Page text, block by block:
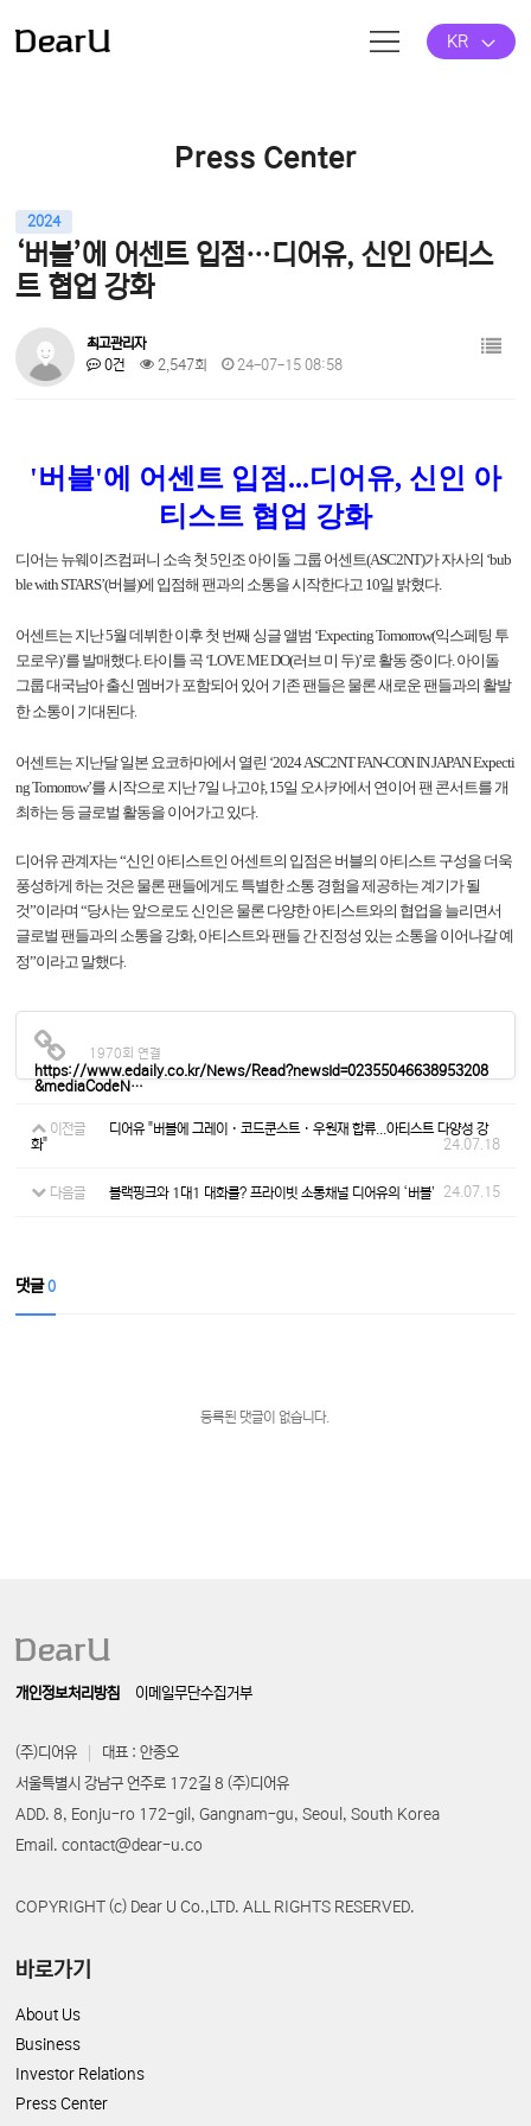
KR
Press Center
2024
‘버블’에 어센트 입점…디어유, 신인 아티스
트 협업 강화
최고관리자
0건
2,547회 24-07-15 08:58
'버블'에 어센트 입점...디어유, 신인 아
티스트 협업 강화
디어는 뉴웨이즈컴퍼니 소속 첫 5인조 아이돌 그룹 어센트(ASC2NT)가 자사의 ‘bub
ble with STARS’(버블)에 입점해 팬과의 소통을 시작한다고 10일 밝혔다.
어센트는 지난 5월 데뷔한 이후 첫 번째 싱글 앨범 ‘Expecting Tomorrow(익스페팅 투
모로우)’를 발매했다. 타이틀 곡 ‘LOVE ME DO(러브 미 두)’로 활동 중이다. 아이돌
그룹 대국남아 출신 멤버가 포함되어 있어 기존 팬들은 물론 새로운 팬들과의 활발
한 소통이 기대된다.
어센트는 지난달 일본 요코하마에서 열린 ‘2024 ASC2NT FAN-CON IN JAPAN Expecti
ng Tomorrow’를 시작으로 지난 7일 나고야, 15일 오사카에서 연이어 팬 콘서트를 개
최하는 등 글로벌 활동을 이어가고 있다.
디어유 관계자는 “신인 아티스트인 어센트의 입점은 버블의 아티스트 구성을 더욱
풍성하게 하는 것은 물론 팬들에게도 특별한 소통 경험을 제공하는 계기가 될
것”이라며 “당사는 앞으로도 신인은 물론 다양한 아티스트와의 협업을 늘리면서
글로벌 팬들과의 소통을 강화, 아티스트와 팬들 간 진정성 있는 소통을 이어나갈 예
정”이라고 말했다.
https://www.edaily.co.kr/News/Read?newsId=02355046638953208
&mediaCodeN…
1970회 연결
이전글
디어유 "버블에 그레이 · 코드쿤스트 · 우원재 합류...아티스트 다양성 강
화"
24.07.18
다음글 블랙핑크와 1대1 대화를? 프라이빗 소통채널 디어유의 ‘버블’ 24.07.15
댓글0
등록된 댓글이 없습니다.
개인정보처리방침 이메일무단수집거부
(주)디어유
대표 : 안종오
서울특별시 강남구 언주로 172길 8 (주)디어유
ADD. 8, Eonju-ro 172-gil, Gangnam-gu, Seoul, South Korea
Email. contact@dear-u.co
COPYRIGHT (c) Dear U Co.,LTD. ALL RIGHTS RESERVED.
바로가기
About Us
Business
Investor Relations
Press Center